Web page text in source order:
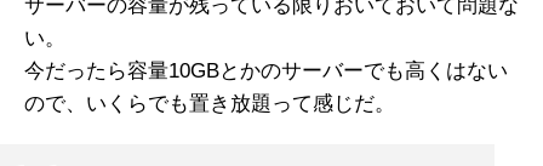
サーバーの容量が残っている限りおいておいて問題な
い。
今だったら容量10GBとかのサーバーでも高くはない
ので、いくらでも置き放題って感じだ。